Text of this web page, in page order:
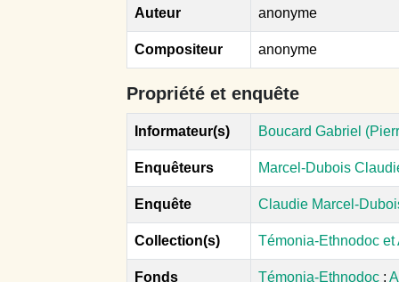
Auteur anonyme
Compositeur anonyme
Propriété et enquête
Informateur(s) Boucard Gabriel
Enquêteurs Marcel-Dubois
Enquête Claudie Marcel-
Collection(s) Témonia-Ethnodoc
Fonds Témonia-Ethnodoc ;